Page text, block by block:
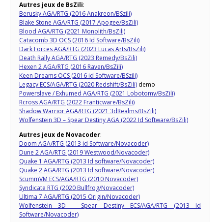
Autres jeux de BsZili:
Berusky AGA/RTG (2016 Anakreon/BSzili)
Blake Stone AGA/RTG (2017 Apogee/BsZili)
Blood AGA/RTG (2021 Monolith/BsZili)
Catacomb 3D OCS (2016 Id Software/BsZili)
Dark Forces AGA/RTG (2023 Lucas Arts/BsZili)
Death Rally AGA/RTG (2023 Remedy/BsZili)
Hexen 2 AGA/RTG (2016 Raven/BsZili)
Keen Dreams OCS (2016 id Software/BSzili)
Legacy ECS/AGA/RTG (2020 Redshift/BsZili) demo
Powerslave / Exhumed AGA/RTG (2021 Lobotomy/BsZili)
Rcross AGA/RTG (2022 Franticware/BsZili)
Shadow Warrior AGA/RTG (2021 3dRealms/BsZili)
Wolfenstein 3D – Spear Destiny AGA (2022 Id Software/BsZili)
Autres jeux de Novacoder:
Doom AGA/RTG (2013 id Software/Novacoder)
Dune 2 AGA/RTG (2019 Westwood/Novacoder)
Quake 1 AGA/RTG (2013 Id software/Novacoder)
Quake 2 AGA/RTG (2013 Id software/Novacoder)
ScummVM ECS/AGA/RTG (2010 Novacoder)
Syndicate RTG (2020 Bullfrog/Novacoder)
Ultima 7 AGA/RTG (2015 Origin/Novacoder)
Wolfenstein 3D – Spear Destiny ECS/AGA/RTG (2013 Id
Software/Novacoder)